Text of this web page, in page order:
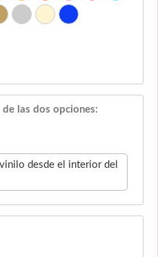
las dos opciones:
desde el interior del